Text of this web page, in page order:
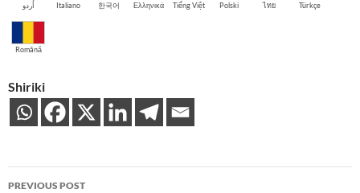
اُردو Italiano 한국어 Ελληνικά Tiếng Việt Polski ไทย Türkçe
Română
Shiriki
Post
PREVIOUS POST